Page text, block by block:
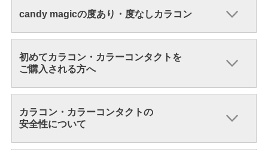
candy magicの度あり・度なしカラコン
初めてカラコン・カラーコンタクトを
ご購入される方へ
カラコン・カラーコンタクトの
安全性について